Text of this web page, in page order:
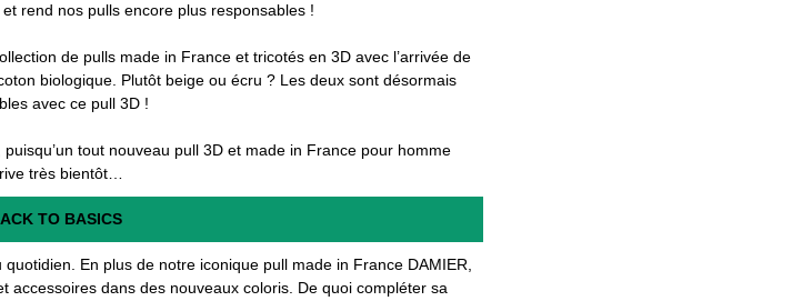
rend nos pulls encore plus responsables !
de pulls made in France et tricotés en 3D avec l’arrivée de
biologique. Plutôt beige ou écru ? Les deux sont désormais
avec ce pull 3D !
tout nouveau pull 3D et made in France pour homme
très bientôt…
TO BASICS
En plus de notre iconique pull made in France DAMIER,
accessoires dans des nouveaux coloris. De quoi compléter sa